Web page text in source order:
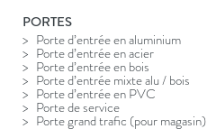
PORTES
Porte d’entrée en aluminium
Porte d’entrée en acier
Porte d’entrée en bois
Porte d’entrée mixte alu / bois
Porte d’entrée en PVC
Porte de service
Porte grand trafic (pour magasin)